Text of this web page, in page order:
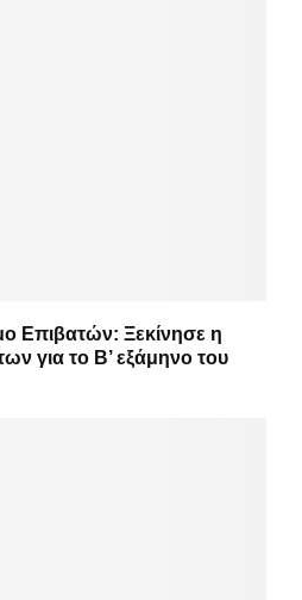
Επιβατών: Ξεκίνησε η
για το Β’ εξάμηνο του